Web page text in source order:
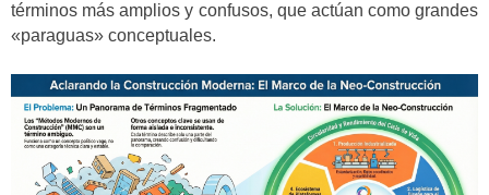
términos más amplios y confusos, que actúan como grandes
«paraguas» conceptuales.